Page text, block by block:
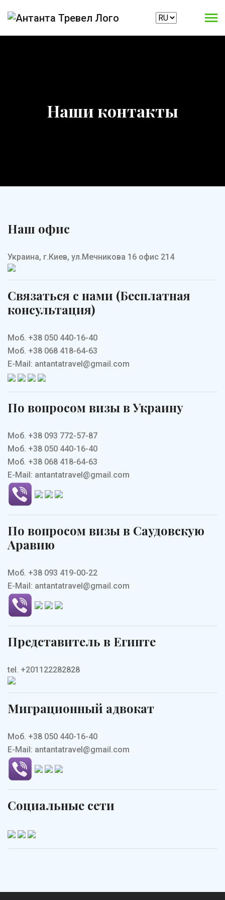
Наши контакты
Наш офис
Украина, г.Киев, ул.Мечникова 16 офис 214
Связаться с нами (Бесплатная
консультация)
Моб. +38 050 440-16-40
Моб. +38 068 418-64-63
E-Mail: antantatravel@gmail.com
По вопросом визы в Украину
Моб. +38 093 772-57-87
Моб. +38 050 440-16-40
Моб. +38 068 418-64-63
E-Mail: antantatravel@gmail.com
По вопросом визы в Саудовскую
Аравию
Моб. +38 093 419-00-22
E-Mail: antantatravel@gmail.com
Представитель в Египте
tel. +201122282828
Миграционный адвокат
Моб. +38 050 440-16-40
E-Mail: antantatravel@gmail.com
Социальные сети